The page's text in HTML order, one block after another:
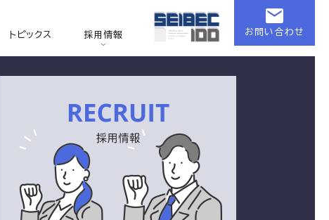
トピックス 採用情報 お問い合わせ